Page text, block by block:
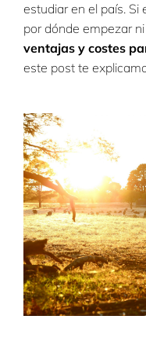
estudiar en el país. Si
por dónde empezar
ventajas y costes
este post te